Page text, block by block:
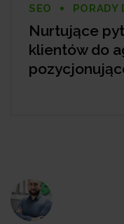
SEO PORADY
Nurtujące
klientów do